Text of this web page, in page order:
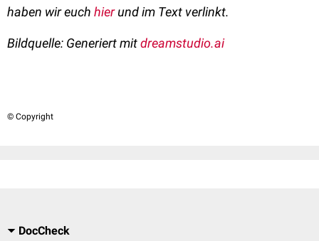
haben wir euch hierund im Text verlinkt.
Bildquelle: Generiert mitdreamstudio.ai
© Copyright
DocCheck